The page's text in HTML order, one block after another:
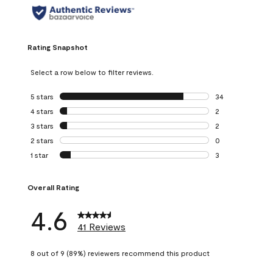
Rating Snapshot
Select a row below to filter reviews.
5 stars stars
34
34 reviews with
4 stars stars
2
2 reviews with 4
3 stars stars
2
2 reviews with 3
2 stars stars
0
0 reviews with 2
1 star stars
3
Overall Rating
4.6 41 Reviews
8 out of 9 (89%) reviewers recommend this product